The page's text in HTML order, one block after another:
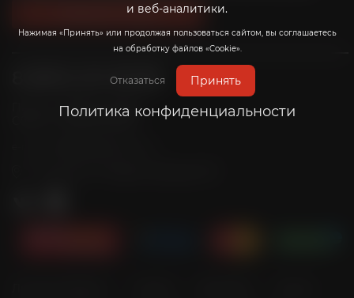
и веб-аналитики.
Нажимая «Принять» или продолжая пользоваться сайтом, вы соглашаетесь
на обработку файлов «Cookie».
Отказаться Принять
Политика конфиденциальности
Связаться с нами
8 (800) 201-39-98
Пн-Пт: с 10:00 до 20:00
Сб-Вс: с 10:00 до 19:00